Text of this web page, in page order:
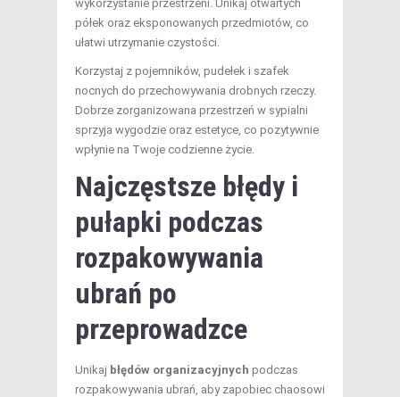
wykorzystanie przestrzeni. Unikaj otwartych
półek oraz eksponowanych przedmiotów, co
ułatwi utrzymanie czystości.
Korzystaj z pojemników, pudełek i szafek
nocnych do przechowywania drobnych rzeczy.
Dobrze zorganizowana przestrzeń w sypialni
sprzyja wygodzie oraz estetyce, co pozytywnie
wpłynie na Twoje codzienne życie.
Najczęstsze błędy i
pułapki podczas
rozpakowywania
ubrań po
przeprowadzce
Unikaj błędów organizacyjnych podczas
rozpakowywania ubrań, aby zapobiec chaosowi